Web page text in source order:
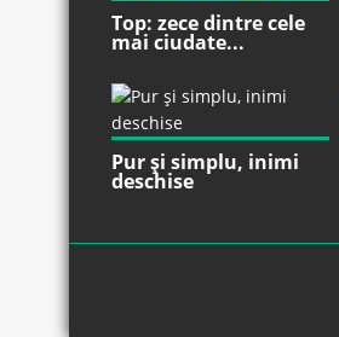
Top: zece dintre cele
mai ciudate...
Pur şi simplu, inimi
deschise